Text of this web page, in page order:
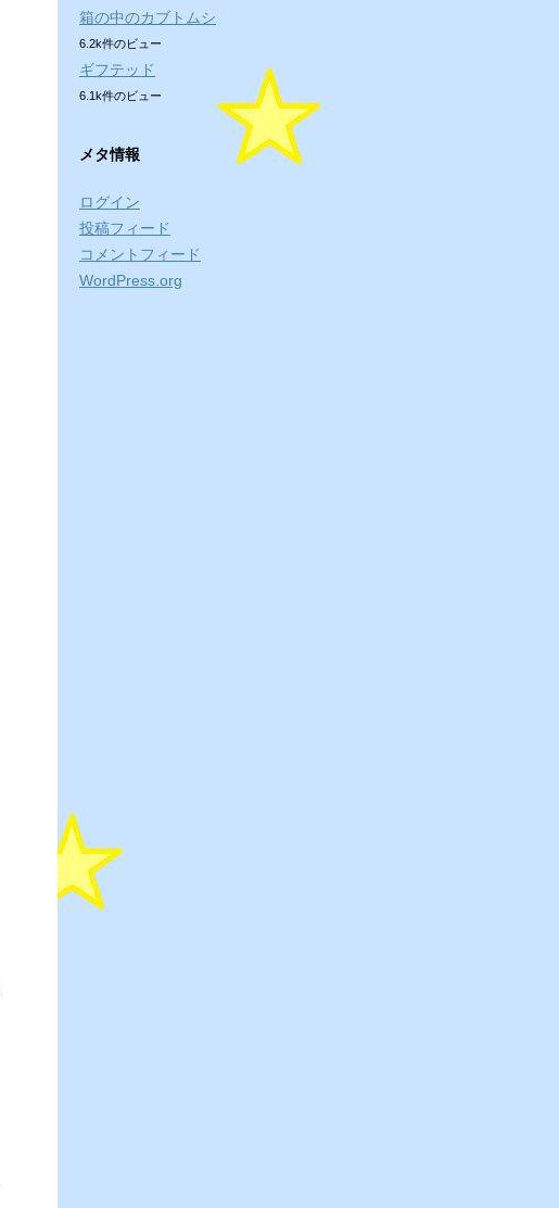
箱の中のカブトムシ
6.2k件のビュー
ギフテッド
6.1k件のビュー
メタ情報
ログイン
投稿フィード
コメントフィード
WordPress.org